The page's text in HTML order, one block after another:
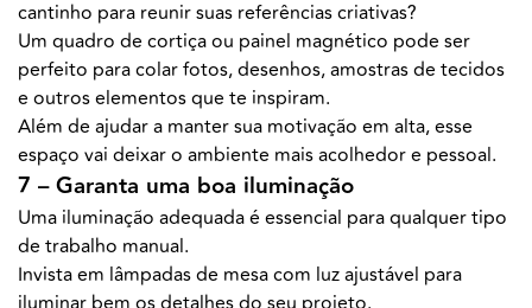
cantinho para reunir suas referências criativas?
Um quadro de cortiça ou painel magnético pode ser
perfeito para colar fotos, desenhos, amostras de tecidos
e outros elementos que te inspiram.
Além de ajudar a manter sua motivação em alta, esse
espaço vai deixar o ambiente mais acolhedor e pessoal.
7 – Garanta uma boa iluminação
Uma iluminação adequada é essencial para qualquer tipo
de trabalho manual.
Invista em lâmpadas de mesa com luz ajustável para